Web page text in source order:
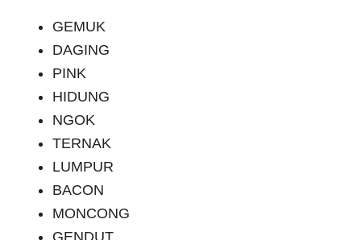
GEMUK
DAGING
PINK
HIDUNG
NGOK
TERNAK
LUMPUR
BACON
MONCONG